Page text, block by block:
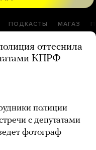
ПОДКАСТЫ МАГАЗ
оттеснила
КПРФ
полиции
с депутатами
фотограф